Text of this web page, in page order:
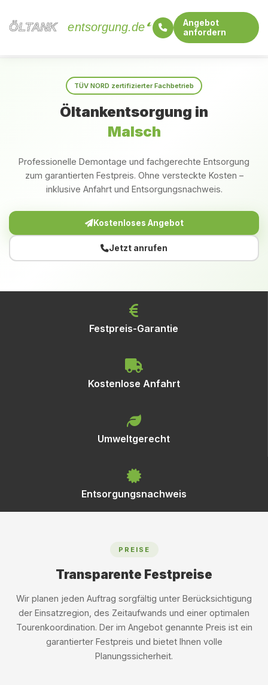
ÖLTANK
ÖLTANK entsorgung.de
Angebot
anfordern
TÜV NORD zertifizierter Fachbetrieb
Öltankentsorgung in
Malsch
Professionelle Demontage und fachgerechte Entsorgung
zum garantierten Festpreis. Ohne versteckte Kosten –
inklusive Anfahrt und Entsorgungsnachweis.
Kostenloses Angebot
Jetzt anrufen
Festpreis-Garantie
Kostenlose Anfahrt
Umweltgerecht
Entsorgungsnachweis
PREISE
Transparente Festpreise
Wir planen jeden Auftrag sorgfältig unter Berücksichtigung
der Einsatzregion, des Zeitaufwands und einer optimalen
Tourenkoordination. Der im Angebot genannte Preis ist ein
garantierter Festpreis und bietet Ihnen volle
Planungssicherheit.